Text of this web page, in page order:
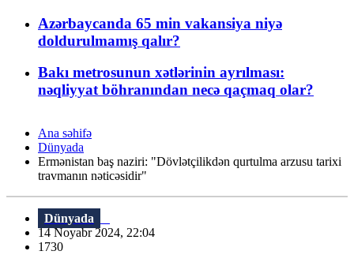
Azərbaycanda 65 min vakansiya niyə
doldurulmamış qalır?
Bakı metrosunun xətlərinin ayrılması:
nəqliyyat böhranından necə qaçmaq olar?
Ana səhifə
Dünyada
Ermənistan baş naziri: "Dövlətçilikdən qurtulma arzusu tarixi
travmanın nəticəsidir"
Dünyada
14 Noyabr 2024, 22:04
1730